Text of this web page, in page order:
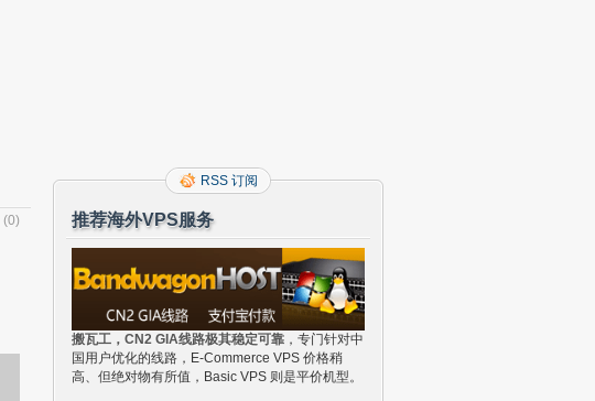
(0)
RSS 订阅
推荐海外VPS服务
搬瓦工，CN2 GIA线路极其稳定可靠 ，专门针对中
国用户优化的线路，E-Commerce VPS 价格稍
高、但绝对物有所值，Basic VPS 则是平价机型。